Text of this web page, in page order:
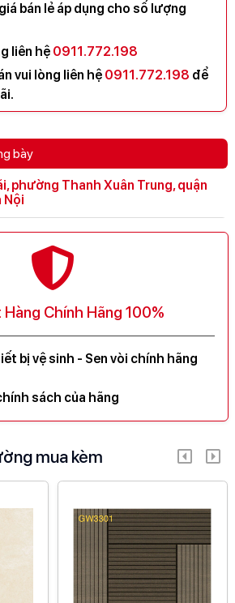
bán lẻ áp dụng cho số lượng
liên hệ 0911.772.198
vui lòng liên hệ 0911.772.198 để
bày
phường Thanh Xuân Trung, quận
Nội
Hàng Chính Hãng 100%
bị vệ sinh - Sen vòi chính hãng
sách của hãng
mua kèm